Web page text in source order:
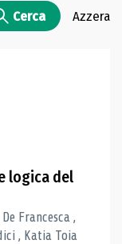
Cerca Azzera
logica del
Francesca ,
, Katia Toia